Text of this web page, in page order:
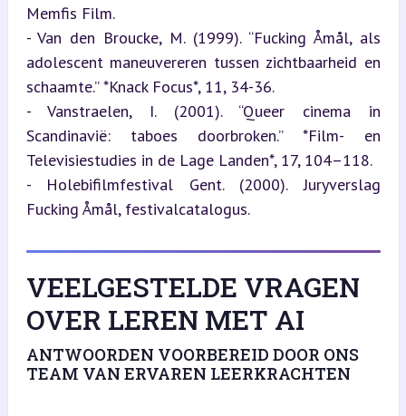
Memfis Film.
- Van den Broucke, M. (1999). “Fucking Åmål, als
adolescent maneuvereren tussen zichtbaarheid en
schaamte.” *Knack Focus*, 11, 34-36.
- Vanstraelen, I. (2001). “Queer cinema in
Scandinavië: taboes doorbroken.” *Film- en
Televisiestudies in de Lage Landen*, 17, 104–118.
- Holebifilmfestival Gent. (2000). Juryverslag
Fucking Åmål, festivalcatalogus.
VEELGESTELDE VRAGEN
OVER LEREN MET AI
ANTWOORDEN VOORBEREID DOOR ONS
TEAM VAN ERVAREN LEERKRACHTEN